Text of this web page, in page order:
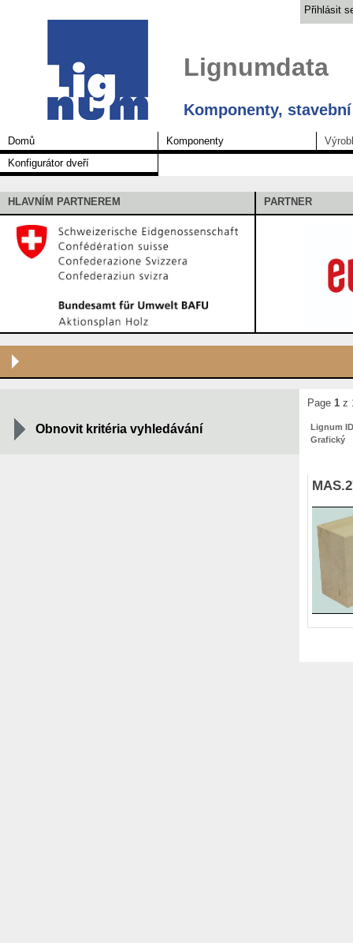
Přihlásit
Lignumdata
Komponenty,
Domů Komponenty
Konfigurátor dveří
HLAVNÍM PARTNEREM PARTNER
Obnovit kritéria vyhledávání
Page 1 z
Lignum
Grafický